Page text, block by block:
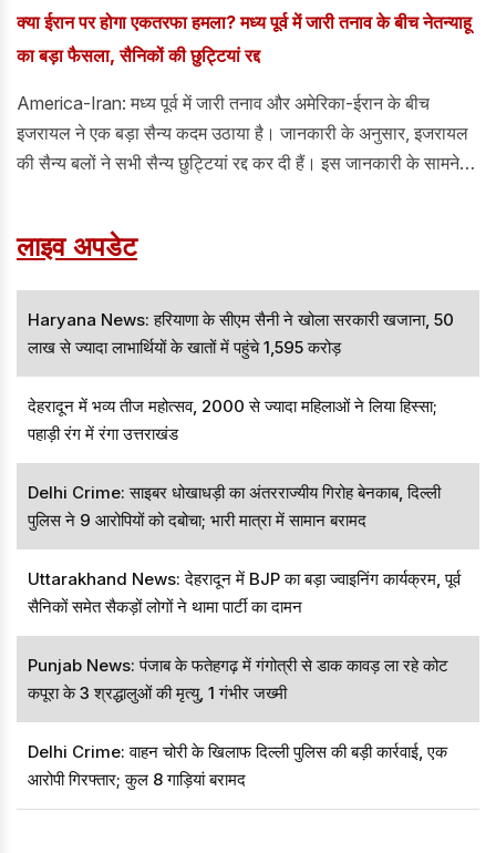
क्या ईरान पर होगा एकतरफा हमला? मध्य पूर्व में जारी तनाव के बीच नेतन्याहू
का बड़ा फैसला, सैनिकों की छुट्टियां रद्द
America-Iran: मध्य पूर्व में जारी तनाव और अमेरिका-ईरान के बीच
इजरायल ने एक बड़ा सैन्य कदम उठाया है। जानकारी के अनुसार, इजरायल
की सैन्य बलों ने सभी सैन्य छुट्टियां रद्द कर दी हैं। इस जानकारी के सामने
लाइव अपडेट
Haryana News: हरियाणा के सीएम सैनी ने खोला सरकारी खजाना, 50
लाख से ज्यादा लाभार्थियों के खातों में पहुंचे 1,595 करोड़
देहरादून में भव्य तीज महोत्सव, 2000 से ज्यादा महिलाओं ने लिया हिस्सा;
पहाड़ी रंग में रंगा उत्तराखंड
Delhi Crime: साइबर धोखाधड़ी का अंतरराज्यीय गिरोह बेनकाब, दिल्ली
पुलिस ने 9 आरोपियों को दबोचा; भारी मात्रा में सामान बरामद
Uttarakhand News: देहरादून में BJP का बड़ा ज्वाइनिंग कार्यक्रम, पूर्व
सैनिकों समेत सैकड़ों लोगों ने थामा पार्टी का दामन
Punjab News: पंजाब के फतेहगढ़ में गंगोत्री से डाक कावड़ ला रहे कोट
कपूरा के 3 श्रद्धालुओं की मृत्यु, 1 गंभीर जख्मी
Delhi Crime: वाहन चोरी के खिलाफ दिल्ली पुलिस की बड़ी कार्रवाई, एक
आरोपी गिरफ्तार; कुल 8 गाड़ियां बरामद